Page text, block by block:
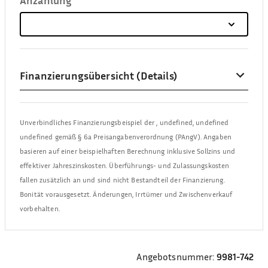
Finanzierungsübersicht (Details)
Unverbindliches Finanzierungsbeispiel der
undefined, undefined
undefined gemäß § 6a Preisangabenverordnung (PAngV). Angaben
basieren auf einer beispielhaften Berechnung inklusive Sollzins und
effektiver Jahreszinskosten. Überführungs- und Zulassungskosten
fallen zusätzlich an und sind nicht Bestandteil der Finanzierung.
Bonität vorausgesetzt. Änderungen, Irrtümer und Zwischenverkauf
vorbehalten.
Angebotsnummer: 9981-742